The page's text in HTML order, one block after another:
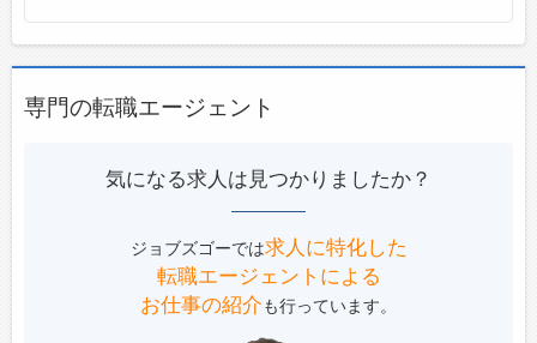
専門の転職エージェント
気になる求人は見つかりましたか？
ジョブズゴーでは求人に特化した
転職エージェントによる
お仕事の紹介も行っています。